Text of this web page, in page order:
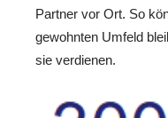
Partner vor Ort. So
gewohnten Umfeld
sie verdienen.